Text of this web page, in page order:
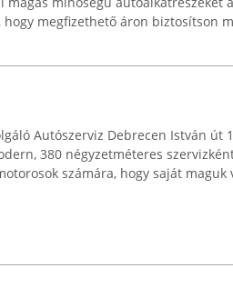
megfizethető áron biztosítson
Autószerviz Debrecen István út
380 négyzetméteres
számára, hogy saját maguk